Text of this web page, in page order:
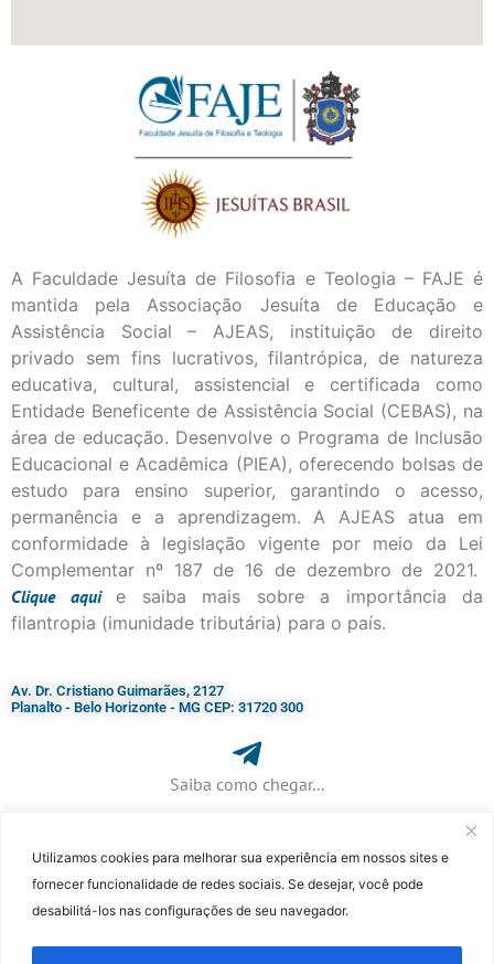
Utilizamos cookies para melhorar sua experiência em nossos sites e
fornecer funcionalidade de redes sociais. Se desejar, você pode
desabilitá-los nas configurações de seu navegador.
A Faculdade Jesuíta de Filosofia e Teologia – FAJE é
mantida pela Associação Jesuíta de Educação e
Assistência Social – AJEAS, instituição de direito
privado sem fins lucrativos, filantrópica, de natureza
educativa, cultural, assistencial e certificada como
Entidade Beneficente de Assistência Social (CEBAS), na
área de educação. Desenvolve o Programa de Inclusão
Educacional e Acadêmica (PIEA), oferecendo bolsas de
estudo para ensino superior, garantindo o acesso,
permanência e a aprendizagem. A AJEAS atua em
conformidade à legislação vigente por meio da Lei
Complementar nº 187 de 16 de dezembro de 2021.
Cliqueaqui
e saiba mais sobre a importância da
filantropia (imunidade tributária) para o país.
Av. Dr. Cristiano Guimarães, 2127
Planalto - Belo Horizonte - MG CEP: 31720 300
Saiba como chegar...
+ 55 (31) 3115-7000​
Patrick de Souza